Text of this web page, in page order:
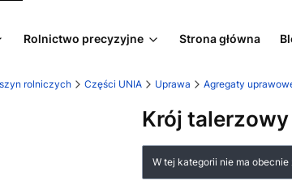
Rolnictwo precyzyjne Strona główna
rolniczych Części UNIA Uprawa Agregaty
Krój talerzowy
Lista produktów
W tej kategorii nie ma